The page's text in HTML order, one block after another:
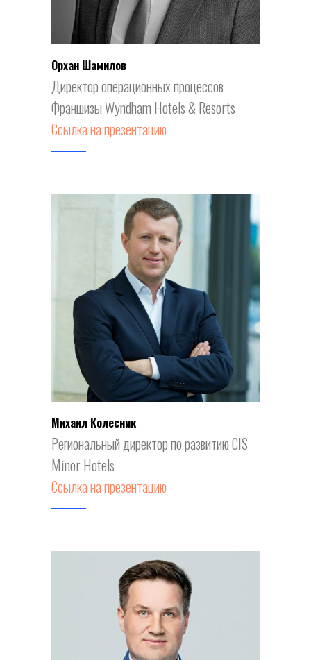
Орхан Шамилов
Директор операционных процессов
Франшизы Wyndham Hotels & Resorts
Ссылка на презентацию
Михаил Колесник
Региональный директор по развитию CIS
Minor Hotels
Ссылка на презентацию